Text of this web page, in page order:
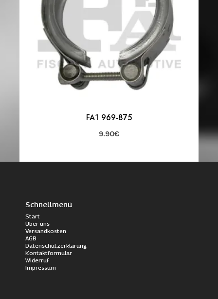
FA1 969-875
9.90€
Schnellmenü
Start
Über uns
Versandkosten
AGB
Datenschutzerklärung
Kontaktformular
Widerruf
Impressum